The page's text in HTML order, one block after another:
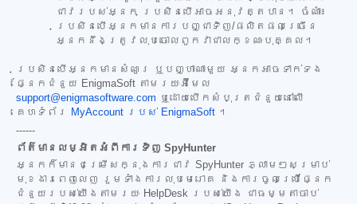
ជាវរបស់អ្នក ប្រសិនបើអាចអនុវត្តបាន។ ចំណាំ៖
ប្រសិនបើអ្នកមានការបញ្ជាទិញ/ផលិតផលច្រើន
អ្នកនឹងត្រូវលុបចោលពួកវាជាលក្ខណៈបុគ្គល។
ប្រសិនបើអ្នកមានសំណួរ ឬបញ្ហាណាមួយ អ្នកអាចទាក់ទង
ផ្នែកជំនួយ EnigmaSoft តាមរយៈអ៊ីមែល
support@enigmasoftware.com ឬដោយបើកសំបុត្រជំនួយនៅលើ
គេហទំព័រ
MyAccount របស់ EnigmaSoft ។
------
ព័ត៌មានលម្អិតអំពីការទិញ SpyHunter
អ្នកក៏មានជម្រើសក្នុងការជាវ SpyHunter ភ្លាមៗសម្រាប់
មុខងារពេញលេញ រួមទាំងការលុបមេរោគ និងការចូលប្រើផ្នែក
ជំនួយរបស់យើងតាមរយៈ HelpDesk របស់យើង ជាធម្មតាចាប់